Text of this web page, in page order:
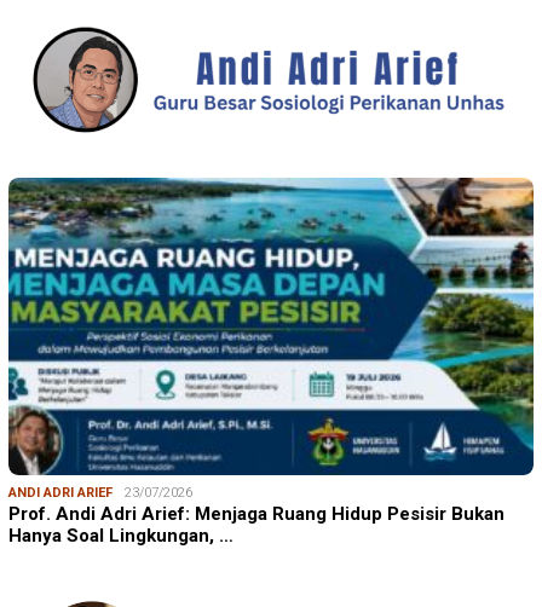
ANDI ADRI ARIEF 23/07/2026
Prof. Andi Adri Arief: Menjaga Ruang Hidup Pesisir Bukan
Hanya Soal Lingkungan, …